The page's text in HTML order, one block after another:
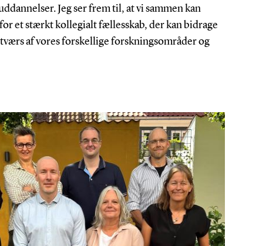
Jeg ser frem til, at vi sammen kan
et stærkt kollegialt fællesskab, der kan bidrage
af vores forskellige forskningsområder og